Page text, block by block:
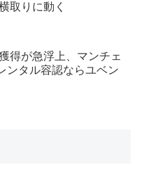
取りに動く
得が急浮上、マンチェ
ンタル容認ならユベン